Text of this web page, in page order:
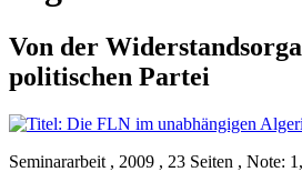
Von der
politischen Partei
Seminararbeit , 2009 , 23 Seiten , Note: